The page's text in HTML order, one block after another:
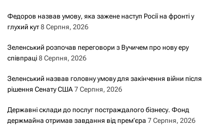
Федоров назвав умову, яка зажене наступ Росії на фронті у
глухий кут8 Серпня, 2026
Зеленський розпочав переговори з Вучичем про нову еру
співпраці8 Серпня, 2026
Зеленський назвав головну умову для закінчення війни після
рішення Сенату США7 Серпня, 2026
Державні склади до послуг постраждалого бізнесу. Фонд
держмайна отримав завдання від прем’єра 7 Серпня, 2026